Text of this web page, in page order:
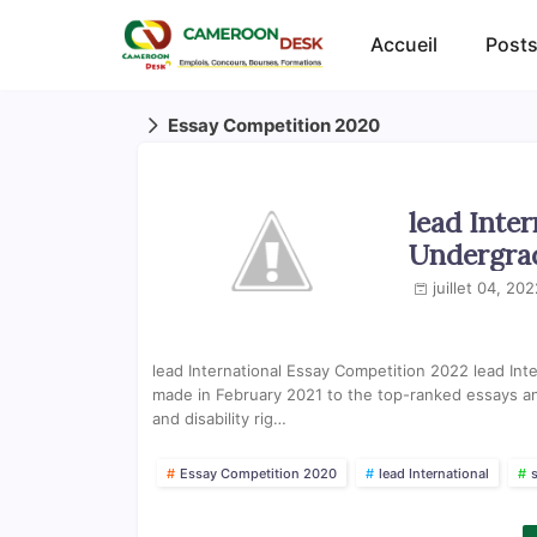
Accueil
Essay Competition 2020
lead
juillet 04,
lead International Essay Competition 2022 lead
made in February 2021 to the top-ranked essays
and disability rig…
Essay Competition 2020 lead International